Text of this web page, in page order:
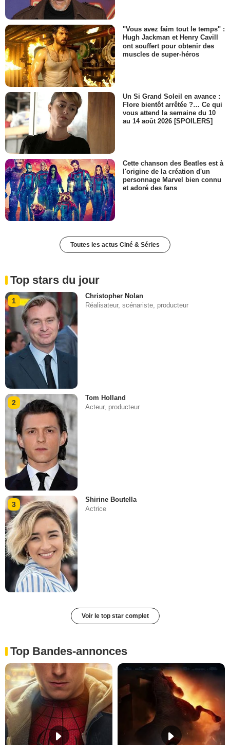
"Vous avez faim tout le temps" :
Hugh Jackman et Henry Cavill
ont souffert pour obtenir des
muscles de super-héros
Un Si Grand Soleil en avance :
Flore bientôt arrêtée ?… Ce qui
vous attend la semaine du 10
au 14 août 2026 [SPOILERS]
Cette chanson des Beatles est à
l'origine de la création d'un
personnage Marvel bien connu
et adoré des fans
Toutes les actus Ciné & Séries
Top stars du jour
1
Christopher Nolan
Réalisateur, scénariste, producteur
2
Tom Holland
Acteur, producteur
3
Shirine Boutella
Actrice
Voir le top star complet
Top Bandes-annonces